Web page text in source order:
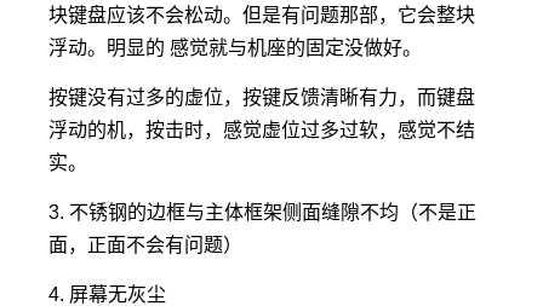
块键盘应该不会松动。但是有问题那部，它会整块
浮动。明显的 感觉就与机座的固定没做好。
按键没有过多的虚位，按键反馈清晰有力，而键盘
浮动的机，按击时，感觉虚位过多过软，感觉不结
实。
3. 不锈钢的边框与主体框架侧面缝隙不均（不是正
面，正面不会有问题）
4. 屏幕无灰尘